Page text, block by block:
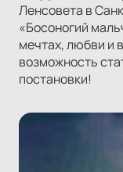
Ленсовета в
«Босоногий
мечтах, любви и
возможность
постановки!